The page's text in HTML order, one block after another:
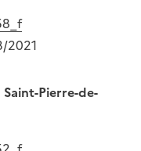
2021
Pierre-de-